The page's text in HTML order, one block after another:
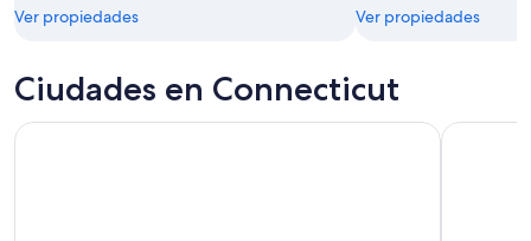
Ver propiedades
Ver propiedades
Ciudades en Connecticut